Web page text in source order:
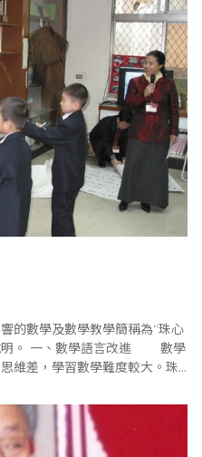
的數學及數學教學簡稱為“珠心
數學
維差，學習數學難度較大。珠
強調啟發、理解，實際上這是
增加教學難度的作法。早..